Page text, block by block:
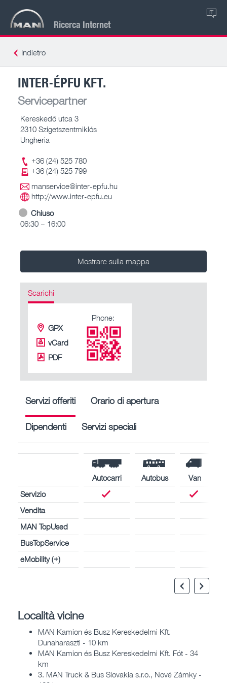
Ricerca Internet
IT
Indietro
INTER-ÉPFU KFT.
Servicepartner
Kereskedő utca 3
2310 Szigetszentmiklós
Ungheria
+36 (24) 525 780
+36 (24) 525 799
manservice@inter-epfu.hu
http://www.inter-epfu.eu
Chiuso
06:30 – 16:00
Mostrare sulla mappa
Scarichi
GPX
vCard
PDF
Phone:
Servizi offeriti Orario di apertura
Dipendenti Servizi speciali
Autocarri Autobus
Van
Servizio
Vendita
MAN TopUsed
BusTopService
eMobility (+)
Località vicine
MAN Kamion és Busz Kereskedelmi Kft.
Dunaharaszti - 10 km
MAN Kamion és Busz Kereskedelmi Kft. Fót - 34
km
3. MAN Truck & Bus Slovakia s.r.o., Nové Zámky -